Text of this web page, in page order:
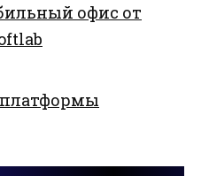
офис от
платформы